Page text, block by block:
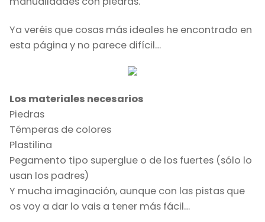
Ya veréis que cosas más ideales he encontrado en
esta página y no parece difícil…
Los materiales necesarios
Piedras
Témperas de colores
Plastilina
Pegamento tipo superglue o de los fuertes (sólo lo
usan los padres)
Y mucha imaginación, aunque con las pistas que
os voy a dar lo vais a tener más fácil…